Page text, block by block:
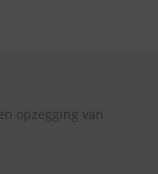
opzegging van